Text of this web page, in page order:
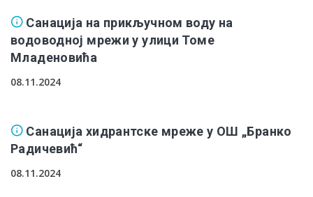
Санација на прикључном воду на
водоводној мрежи у улици Томе
Младеновића
08.11.2024
Санација хидрантске мреже у ОШ „Бранко
Радичевић“
08.11.2024